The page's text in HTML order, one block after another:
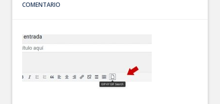
COMENTARIO